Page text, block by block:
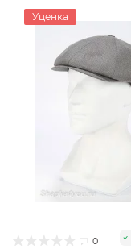
Уценка
0